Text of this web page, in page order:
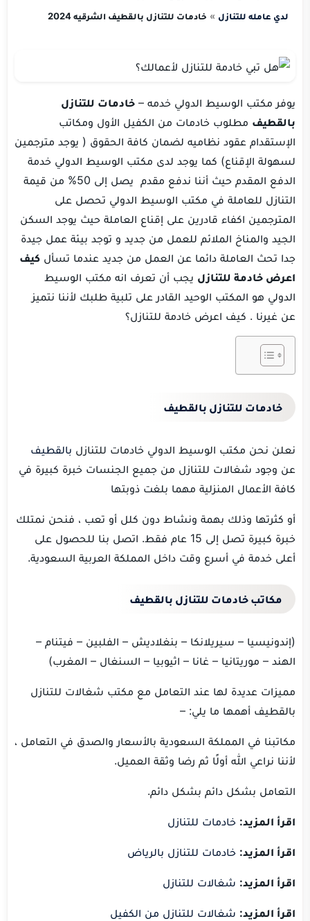
لدي عامله للتنازل خادمات للتنازل بالقطيف الشرقيه 2024
يوفر مكتب الوسيط الدولي خدمه – خادمات للتنازل
بالقطيف مطلوب خادمات من الكفيل الأول ومكاتب
الإستقدام عقود نظاميه لضمان كافة الحقوق ( يوجد مترجمين
لسهولة الإقناع) ‏كما يوجد لدى مكتب الوسيط الدولي خدمة
الدفع المقدم حيث أننا ندفع مقدم يصل إلى 50% من قيمة
التنازل للعاملة ‏في مكتب الوسيط الدولي تحصل على
المترجمين اكفاء قادرين على إقناع العاملة ‏حيث يوجد السكن
الجيد والمناخ الملائم للعمل من جديد و توجد بيئة عمل جيدة
جدا تحث العاملة دائما عن العمل من جديد ‏عندما تسأل كيف
اعرض خادمة للتنازل يجب أن تعرف انه مكتب الوسيط
الدولي هو المكتب الوحيد القادر على تلبية طلبك لأننا نتميز
عن غيرنا . كيف اعرض خادمة للتنازل؟
خادمات للتنازل بالقطيف
نعلن نحن مكتب الوسيط الدولي خادمات للتنازل بالقطيف
عن وجود شغالات للتنازل من جميع الجنسات خبرة كبيرة في
كافة الأعمال المنزلية مهما بلغت ذوبتها
أو كثرتها وذلك بهمة ونشاط دون كلل أو تعب ، فنحن نمتلك
خبرة كبيرة تصل إلى 15 عام فقط.
اتصل بنا للحصول على
أعلى خدمة في أسرع وقت داخل المملكة العربية السعودية.
مكاتب خادمات للتنازل بالقطيف
(إندونيسيا – سيريلانكا – بنغلاديش – الفلبين – فيتنام –
الهند – موريتانيا – غانا – اثيوبيا – السنغال – المغرب)
مميزات عديدة لها عند التعامل مع مكتب شغالات للتنازل
بالقطيف أهمها ما يلي: –
مكاتبنا في المملكة السعودية بالأسعار والصدق في التعامل ،
لأننا نراعي الله أولًا ثم رضا وثقة العميل.
التعامل بشكل دائم بشكل دائم.
اقرأ المزيد: خادمات للتنازل
اقرأ المزيد: خادمات للتنازل بالرياض
اقرأ المزيد: شغالات للتنازل
اقرأ المزيد: شغالات للتنازل من الكفيل